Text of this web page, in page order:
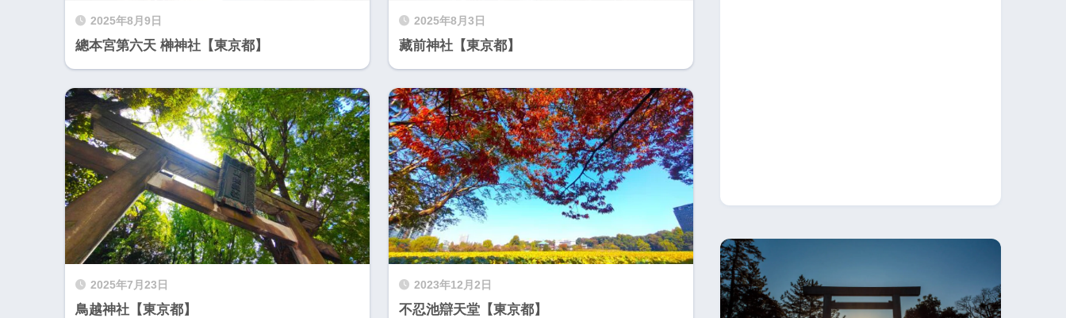
2025年8月9日
總本宮第六天 榊神社【東京都】
2025年8月3日
藏前神社【東京都】
2025年7月23日
鳥越神社【東京都】
2023年12月2日
不忍池辯天堂【東京都】